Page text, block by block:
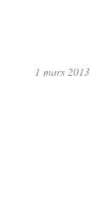
1 mars 2013